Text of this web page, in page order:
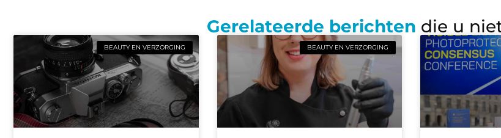
Gerelateerde berichten die u
BEAUTY EN VERZORGING BEAUTY EN VERZORGING